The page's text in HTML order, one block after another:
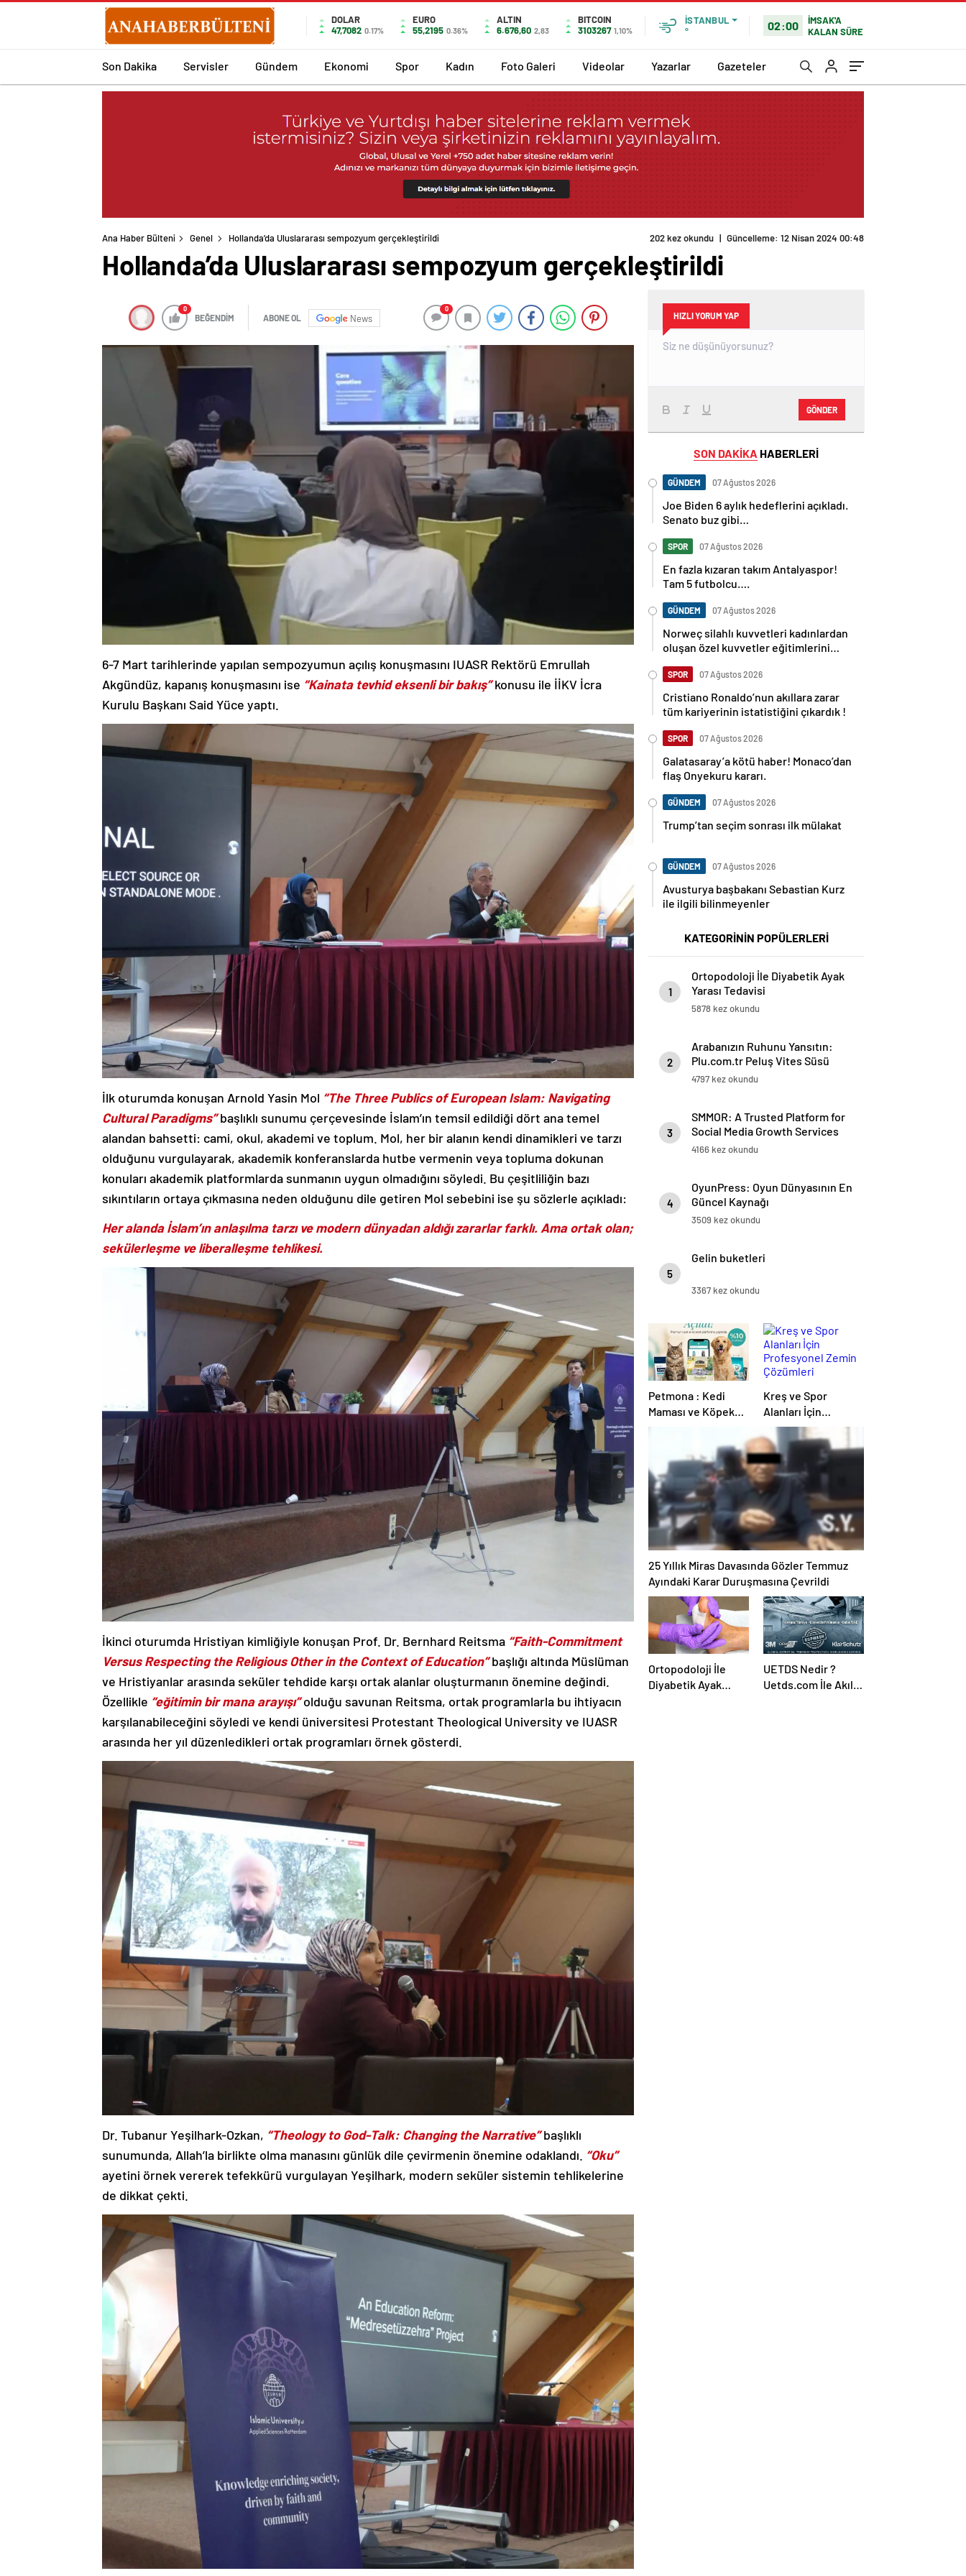
DOLAR
47,7082 0.17%
EURO
55,2195 0.36%
ALTIN
6.676,60 2,83
BITCOIN
3103267 1,10%
İSTANBUL
°
02:00
İMSAK'A
KALAN SÜRE
Son Dakika Servisler Gündem Ekonomi Spor Kadın Foto Galeri Videolar Yazarlar Gazeteler
Ana Haber Bülteni Genel Hollanda’da Uluslararası sempozyum gerçekleştirildi
Hollanda’da Uluslararası sempozyum gerçekleştirildi
0
BEĞENDİM ABONE OL News
0
6-7 Mart tarihlerinde yapılan sempozyumun açılış konuşmasını IUASR Rektörü Emrullah
Akgündüz, kapanış konuşmasını ise “Kainata tevhid eksenli bir bakış”konusu ile İİKV İcra
Kurulu Başkanı Said Yüce yaptı.
İlk oturumda konuşan Arnold Yasin Mol “The Three Publics of European Islam: Navigating
Cultural Paradigms”başlıklı sunumu çerçevesinde İslam’ın temsil edildiği dört ana temel
alandan bahsetti: cami, okul, akademi ve toplum. Mol, her bir alanın kendi dinamikleri ve tarzı
olduğunu vurgulayarak, akademik konferanslarda hutbe vermenin veya topluma dokunan
konuları akademik platformlarda sunmanın uygun olmadığını söyledi. Bu çeşitliliğin bazı
sıkıntıların ortaya çıkmasına neden olduğunu dile getiren Mol sebebini ise şu sözlerle açıkladı:
Her alanda İslam’ın anlaşılma tarzı ve modern dünyadan aldığı zararlar farklı. Ama ortak olan;
sekülerleşme ve liberalleşme tehlikesi.
İkinci oturumda Hristiyan kimliğiyle konuşan Prof. Dr. Bernhard Reitsma “Faith-Commitment
Versus Respecting the Religious Other in the Context of Education”başlığı altında Müslüman
ve Hristiyanlar arasında seküler tehdide karşı ortak alanlar oluşturmanın önemine değindi.
Özellikle “eğitimin bir mana arayışı”olduğu savunan Reitsma, ortak programlarla bu ihtiyacın
karşılanabileceğini söyledi ve kendi üniversitesi Protestant Theological University ve IUASR
arasında her yıl düzenledikleri ortak programları örnek gösterdi.
Dr. Tubanur Yeşilhark-Ozkan, “Theology to God-Talk: Changing the Narrative”başlıklı
sunumunda, Allah’la birlikte olma manasını günlük dile çevirmenin önemine odaklandı. “Oku”
ayetini örnek vererek tefekkürü vurgulayan Yeşilhark, modern seküler sistemin tehlikelerine
de dikkat çekti.
HIZLI YORUM YAP
GÖNDER
SON DAKİKA HABERLERİ
GÜNDEM 07 Ağustos 2026
Joe Biden 6 aylık hedeflerini açıkladı.
Senato buz gibi…
SPOR 07 Ağustos 2026
En fazla kızaran takım Antalyaspor!
Tam 5 futbolcu….
GÜNDEM 07 Ağustos 2026
Norweç silahlı kuvvetleri kadınlardan
oluşan özel kuvvetler eğitimlerini
SPOR 07 Ağustos 2026
Cristiano Ronaldo’nun akıllara zarar
tüm kariyerinin istatistiğini çıkardık !
SPOR 07 Ağustos 2026
Galatasaray’a kötü haber! Monaco’dan
flaş Onyekuru kararı.
GÜNDEM 07 Ağustos 2026
Trump’tan seçim sonrası ilk mülakat
GÜNDEM 07 Ağustos 2026
Avusturya başbakanı Sebastian Kurz
ile ilgili bilinmeyenler
KATEGORİNİN POPÜLERLERİ
1
Ortopodoloji İle Diyabetik Ayak
Yarası Tedavisi
5878 kez okundu
2
Arabanızın Ruhunu Yansıtın:
Plu.com.tr Peluş Vites Süsü
Modelleri
4797 kez okundu
3
SMMOR: A Trusted Platform for
Social Media Growth Services
4166 kez okundu
4
OyunPress: Oyun Dünyasının En
Güncel Kaynağı
3509 kez okundu
5
Gelin buketleri
3367 kez okundu
Petmona : Kedi
Maması ve Köpek
Maması İle Tüm
Ürünleri
Kreş ve Spor
Alanları İçin
Profesyonel Zemin
Çözümleri
25 Yıllık Miras Davasında Gözler Temmuz
Ayındaki Karar Duruşmasına Çevrildi
Ortopodoloji İle
Diyabetik Ayak
UETDS Nedir ?
Uetds.com İle Akıllı